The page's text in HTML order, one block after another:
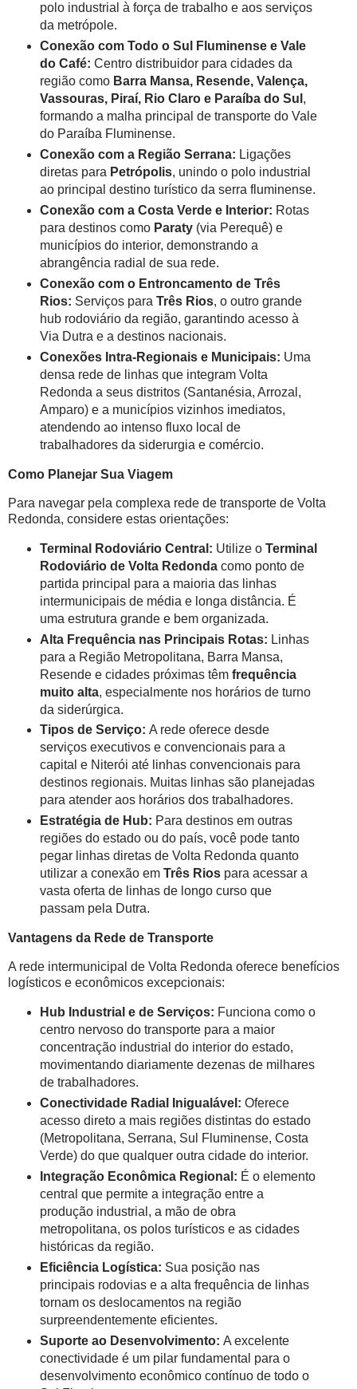
polo industrial à força de trabalho e aos serviços
da metrópole.
Conexão com Todo o Sul Fluminense e Vale
do Café: Centro distribuidor para cidades da
região como Barra Mansa, Resende, Valença,
Vassouras, Piraí, Rio Claro e Paraíba do Sul ,
formando a malha principal de transporte do Vale
do Paraíba Fluminense.
Conexão com a Região Serrana: Ligações
diretas para Petrópolis, unindo o polo industrial
ao principal destino turístico da serra fluminense.
Conexão com a Costa Verde e Interior: Rotas
para destinos como Paraty(via Perequê) e
municípios do interior, demonstrando a
abrangência radial de sua rede.
Conexão com o Entroncamento de Três
Rios: Serviços para Três Rios, o outro grande
hub rodoviário da região, garantindo acesso à
Via Dutra e a destinos nacionais.
Conexões Intra-Regionais e Municipais: Uma
densa rede de linhas que integram Volta
Redonda a seus distritos (Santanésia, Arrozal,
Amparo) e a municípios vizinhos imediatos,
atendendo ao intenso fluxo local de
trabalhadores da siderurgia e comércio.
Como Planejar Sua Viagem
Para navegar pela complexa rede de transporte de Volta
Redonda, considere estas orientações:
Terminal Rodoviário Central: Utilize o Terminal
Rodoviário de Volta Redondacomo ponto de
partida principal para a maioria das linhas
intermunicipais de média e longa distância. É
uma estrutura grande e bem organizada.
Alta Frequência nas Principais Rotas: Linhas
para a Região Metropolitana, Barra Mansa,
Resende e cidades próximas têm frequência
muito alta, especialmente nos horários de turno
da siderúrgica.
Tipos de Serviço: A rede oferece desde
serviços executivos e convencionais para a
capital e Niterói até linhas convencionais para
destinos regionais. Muitas linhas são planejadas
para atender aos horários dos trabalhadores.
Estratégia de Hub: Para destinos em outras
regiões do estado ou do país, você pode tanto
pegar linhas diretas de Volta Redonda quanto
utilizar a conexão em Três Riospara acessar a
vasta oferta de linhas de longo curso que
passam pela Dutra.
Vantagens da Rede de Transporte
A rede intermunicipal de Volta Redonda oferece benefícios
logísticos e econômicos excepcionais:
Hub Industrial e de Serviços: Funciona como o
centro nervoso do transporte para a maior
concentração industrial do interior do estado,
movimentando diariamente dezenas de milhares
de trabalhadores.
Conectividade Radial Inigualável: Oferece
acesso direto a mais regiões distintas do estado
(Metropolitana, Serrana, Sul Fluminense, Costa
Verde) do que qualquer outra cidade do interior.
Integração Econômica Regional: É o elemento
central que permite a integração entre a
produção industrial, a mão de obra
metropolitana, os polos turísticos e as cidades
históricas da região.
Eficiência Logística: Sua posição nas
principais rodovias e a alta frequência de linhas
tornam os deslocamentos na região
surpreendentemente eficientes.
Suporte ao Desenvolvimento: A excelente
conectividade é um pilar fundamental para o
desenvolvimento econômico contínuo de todo o